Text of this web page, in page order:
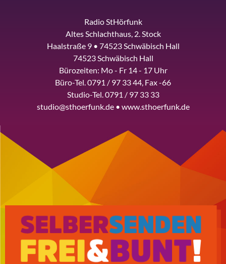
Radio StHörfunk
Altes Schlachthaus, 2. Stock
Haalstraße 9 • 74523 Schwäbisch Hall
74523 Schwäbisch Hall
Bürozeiten: Mo - Fr 14 - 17 Uhr
Büro-Tel. 0791 / 97 33 44, Fax -66
Studio-Tel. 0791 / 97 33 33
studio@sthoerfunk.de • www.sthoerfunk.de